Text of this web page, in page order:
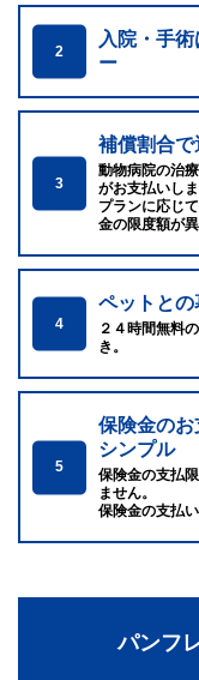
2
入院・手
ー
3
補償割合
動物病院の治
がお支払いしま
プランに応じ
金の限度額が異
4
ペットとの
２４時間無料
き。
5
保険金のお
シンプル
保険金の支払
ません。
保険金の支払
パンフ